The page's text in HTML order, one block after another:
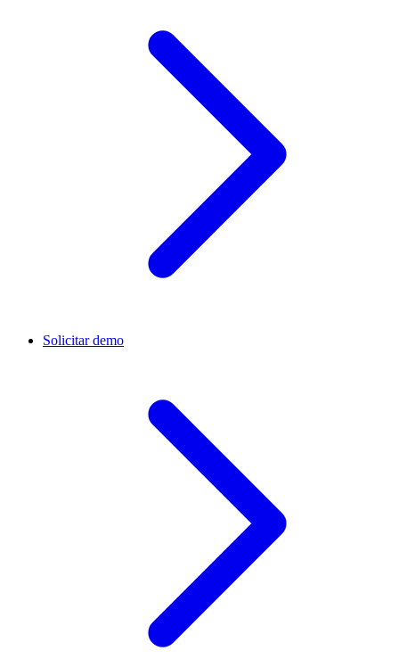
Solicitar demo